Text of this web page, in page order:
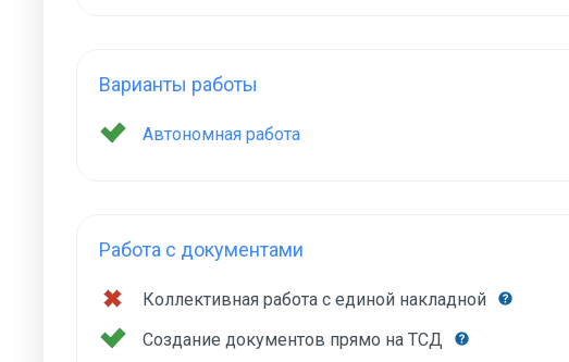
Варианты работы
Автономная работа
Работа с документами
Коллективная работа с единой накладной
Создание документов прямо на ТСД